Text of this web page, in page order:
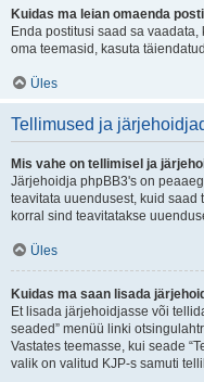
Kuidas ma leian omaenda
Enda postitusi saad sa vaadata,
oma teemasid, kasuta
Üles
Tellimused ja
Mis vahe on tellimisel ja
Järjehoidja phpBB3's on
teavitata uuendusest, kuid saad
korral sind teavitatakse
Üles
Kuidas ma saan lisada
Et lisada järjehoidjasse või
seaded” menüü linki
Vastates teemasse, kui seade
valik on valitud KJP-s samuti